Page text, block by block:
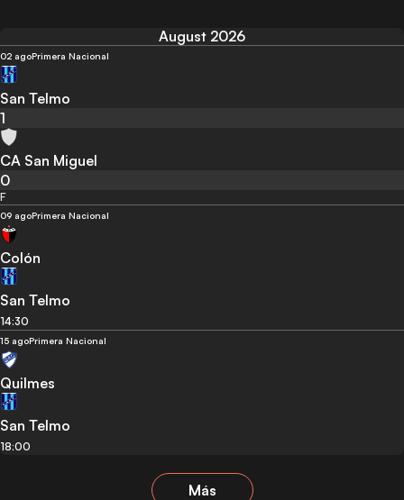
August 2026
02 agoPrimera Nacional
San Telmo
1
CA San Miguel
0
F
09 agoPrimera Nacional
Colón
San Telmo
14:30
15 agoPrimera Nacional
Quilmes
San Telmo
18:00
Más